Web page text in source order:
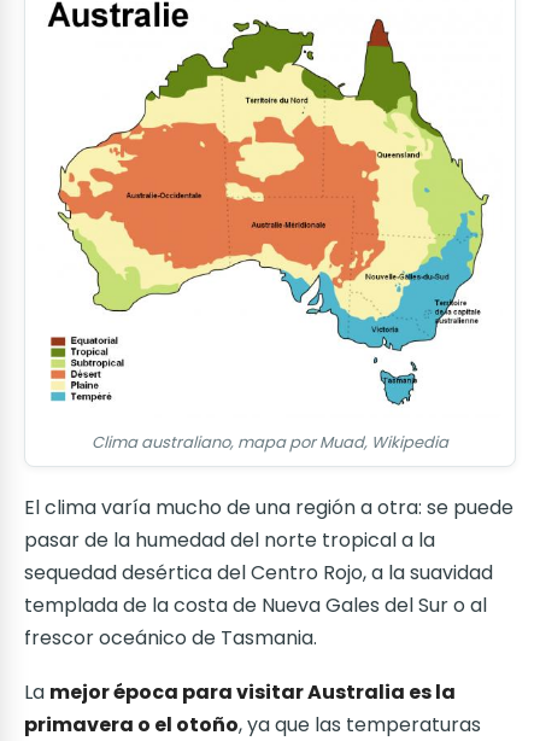
Clima australiano, mapa por Muad, Wikipedia
El clima varía mucho de una región a otra: se puede
pasar de la humedad del norte tropical a la
sequedad desértica del Centro Rojo, a la suavidad
templada de la costa de Nueva Gales del Sur o al
frescor oceánico de Tasmania.
La mejor época para visitar Australia es la
primavera o el otoño, ya que las temperaturas